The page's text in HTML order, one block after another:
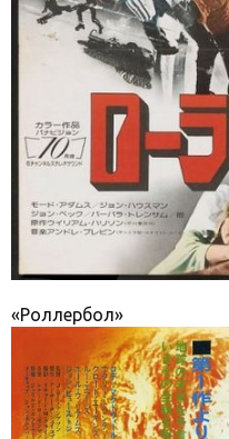
«Роллербол»